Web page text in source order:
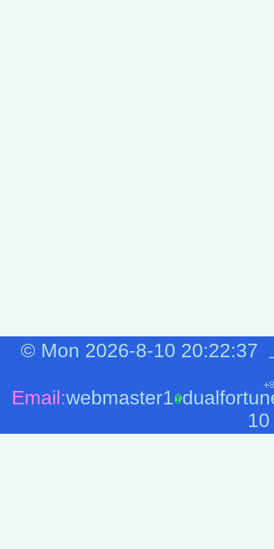
© Mon 2026-8-10 20:22:37
Email:webmaster1